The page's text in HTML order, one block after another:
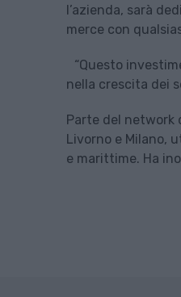
l’azienda, sarà
merce con
“Questo
nella crescita dei
Parte del network
Livorno e Milano,
e marittime. Ha